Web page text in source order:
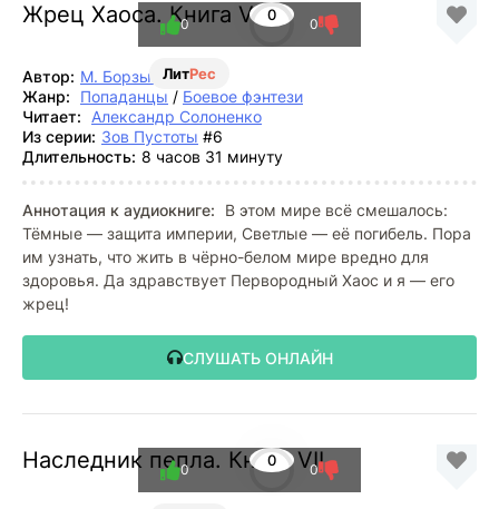
Жрец Хаоса. Книга VI
ЛитРес
0
0 0
Автор: М. Борзых
Жанр:
Попаданцы / Боевое фэнтези
Читает:
Александр Солоненко
Из серии: Зов Пустоты #6
Длительность: 8 часов 31 минуту
Аннотация к аудиокниге:
В этом мире всё смешалось:
Тёмные — защита империи, Светлые — её погибель. Пора
им узнать, что жить в чёрно-белом мире вредно для
здоровья. Да здравствует Первородный Хаос и я — его
жрец!
СЛУШАТЬ ОНЛАЙН
Наследник пепла. Книга VII
0
0 0